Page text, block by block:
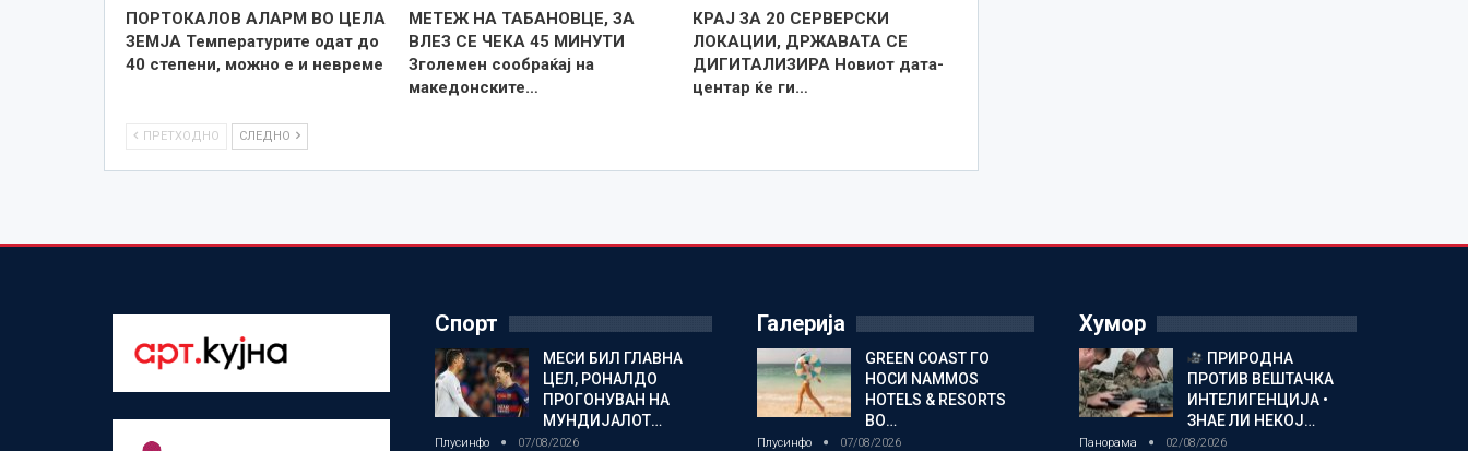
ПОРТОКАЛОВ АЛАРМ ВО ЦЕЛА
ЗЕМЈА Температурите одат до
40 степени, можно е и невреме
МЕТЕЖ НА ТАБАНОВЦЕ, ЗА
ВЛЕЗ СЕ ЧЕКА 45 МИНУТИ
Зголемен сообраќај на
македонските…
КРАЈ ЗА 20 СЕРВЕРСКИ
ЛОКАЦИИ, ДРЖАВАТА СЕ
ДИГИТАЛИЗИРА Новиот дата-
центар ќе ги…
ПРЕТХОДНО СЛЕДНО
Спорт
МЕСИ БИЛ ГЛАВНА
ЦЕЛ, РОНАЛДО
ПРОГОНУВАН НА
МУНДИЈАЛОТ…
Плусинфо 07/08/2026
Галерија
GREEN COAST ГО
НОСИ NAMMOS
HOTELS & RESORTS
ВО…
Плусинфо 07/08/2026
Хумор
ПРИРОДНА
ПРОТИВ ВЕШТАЧКА
ИНТЕЛИГЕНЦИЈА •
ЗНАЕ ЛИ НЕКОЈ…
Панорама 02/08/2026